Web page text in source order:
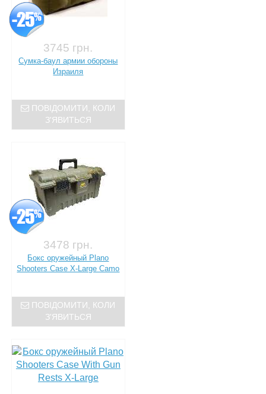
3745 грн.
Сумка-баул армии обороны
Израиля
ПОВІДОМИТИ, КОЛИ
З'ЯВИТЬСЯ
3478 грн.
Бокс оружейный Plano
Shooters Case X-Large Camo
ПОВІДОМИТИ, КОЛИ
З'ЯВИТЬСЯ